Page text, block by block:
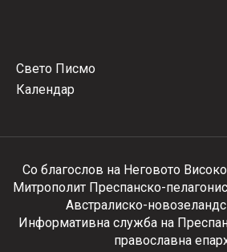
Свето Писмо
Календар
Со благослов на Неговото
Митрополит Преспанско-
Австралиско-
Информативна служба на
православна